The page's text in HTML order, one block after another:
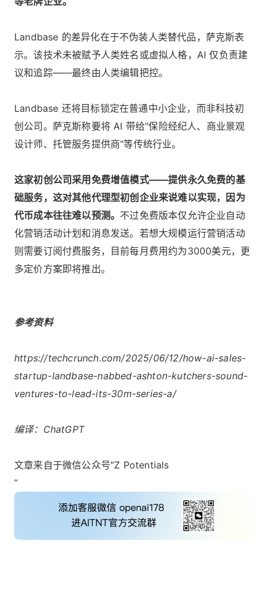
Landbase 的差异化在于不伪装人类替代品，萨克斯表
示。该技术未被赋予人类姓名或虚拟人格，AI 仅负责建
议和追踪——最终由人类编辑把控。
Landbase 还将目标锁定在普通中小企业，而非科技初
创公司。萨克斯称要将 AI 带给"保险经纪人、商业景观
设计师、托管服务提供商"等传统行业。
这家初创公司采用免费增值模式——提供永久免费的基
础服务，这对其他代理型初创企业来说难以实现，因为
代币成本往往难以预测。 不过免费版本仅允许企业自动
化营销活动计划和消息发送。若想大规模运行营销活动
则需要订阅付费服务，目前每月费用约为3000美元，更
多定价方案即将推出。
参考资料
https://techcrunch.com/2025/06/12/how-ai-sales-
startup-landbase-nabbed-ashton-kutchers-sound-
ventures-to-lead-its-30m-series-a/
编译：ChatGPT
文章来自于微信公众号“Z Potentials
”